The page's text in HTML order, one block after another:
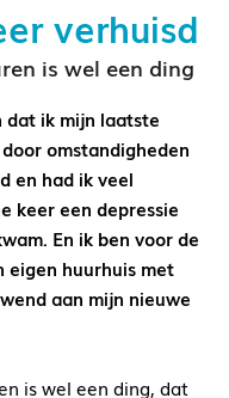
verhuisd
is wel een ding
dat ik mijn laatste
omstandigheden
en had ik veel
keer een depressie
En ik ben voor de
eigen huurhuis met
aan mijn nieuwe
is wel een ding, dat